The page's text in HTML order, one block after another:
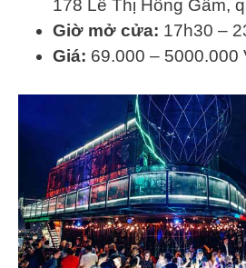
178 Lê Thị Hồng Gấm,
Giờ mở cửa: 17h30 –
Giá: 69.000 – 5000.000